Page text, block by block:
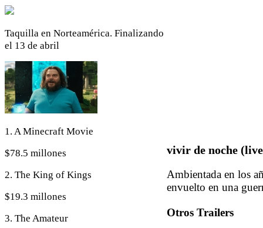
Taquilla en Norteamérica. Finalizando
el 13 de abril
1. A Minecraft Movie
$78.5 millones
2. The King of Kings
$19.3 millones
3. The Amateur
vivir de noche
Ambientada en los
envuelto en una
Otros Trailers